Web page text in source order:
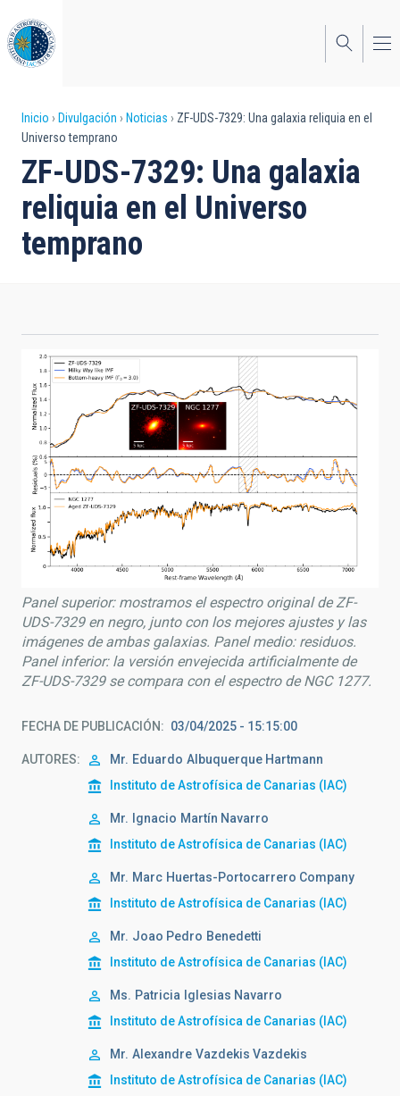
al
contenido
principal
Sobrescribir
enlaces
de
ayuda
a
Inicio Divulgación Noticias
ZF-UDS-7329: Una galaxia reliquia en el
Universo temprano
ZF-UDS-7329: Una galaxia
reliquia en el Universo
temprano
Panel superior: mostramos el espectro original de ZF-
UDS-7329 en negro, junto con los mejores ajustes y las
imágenes de ambas galaxias. Panel medio: residuos.
Panel inferior: la versión envejecida artificialmente de
ZF-UDS-7329 se compara con el espectro de NGC 1277.
FECHA DE PUBLICACIÓN 03/04/2025 - 15:15:00
AUTORES Mr. Eduardo Albuquerque Hartmann
Instituto de Astrofísica de Canarias (IAC)
Mr. Ignacio Martín Navarro
Instituto de Astrofísica de Canarias (IAC)
Mr. Marc Huertas-Portocarrero Company
Instituto de Astrofísica de Canarias (IAC)
Mr. Joao Pedro Benedetti
Instituto de Astrofísica de Canarias (IAC)
Ms. Patricia Iglesias Navarro
Instituto de Astrofísica de Canarias (IAC)
Mr. Alexandre Vazdekis Vazdekis
Instituto de Astrofísica de Canarias (IAC)